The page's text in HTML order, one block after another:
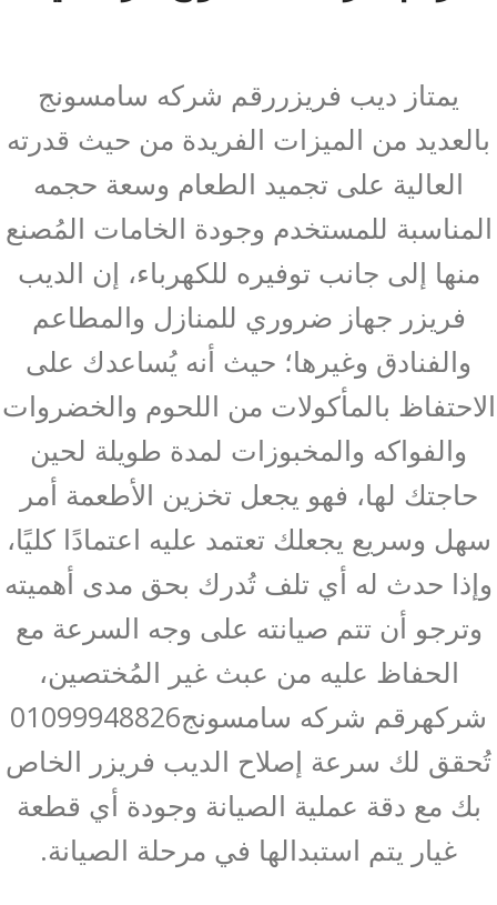
يمتاز ديب فريزررقم شركه سامسونج
بالعديد من الميزات الفريدة من حيث قدرته
العالية على تجميد الطعام وسعة حجمه
المناسبة للمستخدم وجودة الخامات المُصنع
منها إلى جانب توفيره للكهرباء، إن الديب
فريزر جهاز ضروري للمنازل والمطاعم
والفنادق وغيرها؛ حيث أنه يُساعدك على
الاحتفاظ بالمأكولات من اللحوم والخضروات
والفواكه والمخبوزات لمدة طويلة لحين
حاجتك لها، فهو يجعل تخزين الأطعمة أمر
سهل وسريع يجعلك تعتمد عليه اعتمادًا كليًا،
وإذا حدث له أي تلف تُدرك بحق مدى أهميته
وترجو أن تتم صيانته على وجه السرعة مع
الحفاظ عليه من عبث غير المُختصين،
شركهرقم شركه سامسونج01099948826
تُحقق لك سرعة إصلاح الديب فريزر الخاص
بك مع دقة عملية الصيانة وجودة أي قطعة
غيار يتم استبدالها في مرحلة الصيانة.